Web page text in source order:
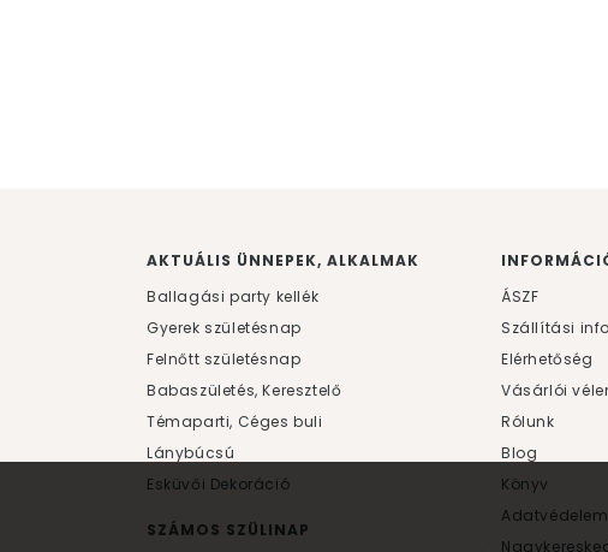
AKTUÁLIS ÜNNEPEK, ALKALMAK
Ballagási party kellék
Gyerek születésnap
Felnőtt születésnap
Babaszületés, Keresztelő
Témaparti, Céges buli
Lánybúcsú
Esküvői Dekoráció
SZÁMOS SZÜLINAP
ÁSZF
Szállítási
Elérhetőség
Vásárlói
Rólunk
Blog
Könyv
Adatvédelem